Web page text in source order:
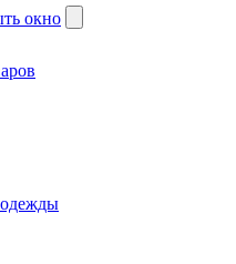
окно